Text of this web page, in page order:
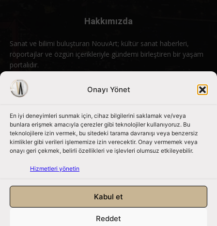
Onayı Yönet
En iyi deneyimleri sunmak için, cihaz bilgilerini saklamak ve/veya
bunlara erişmek amacıyla çerezler gibi teknolojiler kullanıyoruz. Bu
teknolojilere izin vermek, bu sitedeki tarama davranışı veya benzersiz
kimlikler gibi verileri işlememize izin verecektir. Onay vermemek veya
onayı geri çekmek, belirli özellikleri ve işlevleri olumsuz etkileyebilir.
Hizmetleri yönetin
Kabul et
Reddet
Hakkımızda
Sanat ve bilimi buluşturan NouvArt; kültür sanat haberleri,
röportajlar ve özgün içerikleriyle gündemi birleştiren bir yaşam
portalıdır.
Bizimle iletişime geçin: info@nouvart.net
Bizi Takip Edin